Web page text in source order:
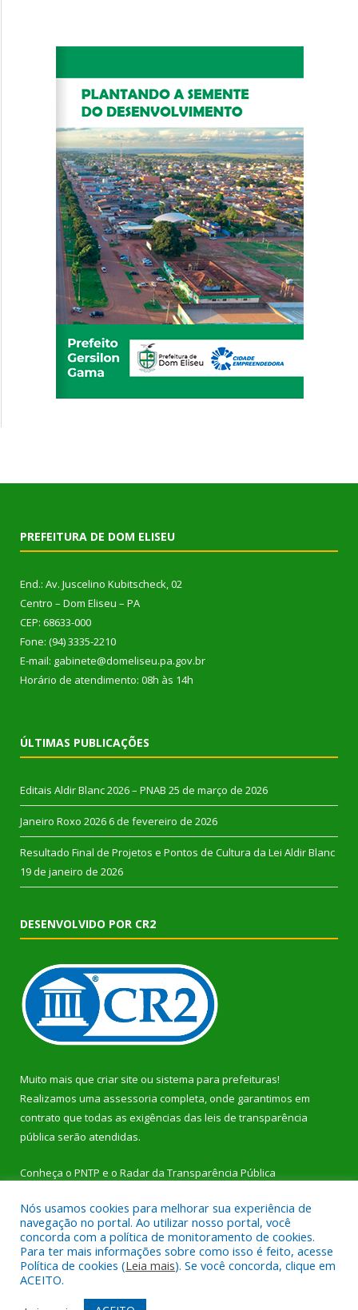
PREFEITURA DE DOM ELISEU
End.: Av. Juscelino Kubitscheck, 02
Centro – Dom Eliseu – PA
CEP: 68633-000
Fone: (94) 3335-2210
E-mail: gabinete@domeliseu.pa.gov.br
Horário de atendimento: 08h às 14h
ÚLTIMAS PUBLICAÇÕES
Editais Aldir Blanc 2026 – PNAB 25 de março de 2026
Janeiro Roxo 2026 6 de fevereiro de 2026
Resultado Final de Projetos e Pontos de Cultura da Lei Aldir Blanc
19 de janeiro de 2026
DESENVOLVIDO POR CR2
Muito mais que criar site ou sistema para prefeituras!
Realizamos uma assessoria completa, onde garantimos em
contrato que todas as exigências das leis de transparência
pública serão atendidas.
Conheça o PNTP e o Radar da Transparência Pública
Todos os direitos reservados a Prefeitura Municipal de Dom
Eliseu.
Nós usamos cookies para melhorar sua experiência de
navegação no portal. Ao utilizar nosso portal, você
concorda com a política de monitoramento de cookies.
Para ter mais informações sobre como isso é feito, acesse
Política de cookies (Leia mais). Se você concorda, clique em
ACEITO.